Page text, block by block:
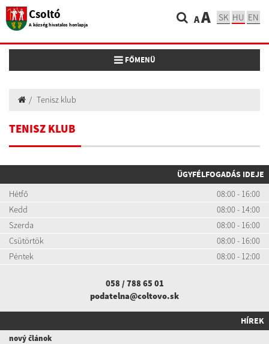
Csoltó
A község hivatalos honlapja AA SK HU EN
Toggle navigation
FŐMENÜ
Tenisz klub
TENISZ KLUB
ÜGYFÉLFOGADÁS IDEJE
Hétfő
08:00 - 16:00
Kedd
08:00 - 14:00
Szerda
08:00 - 16:00
Csütörtök
08:00 - 16:00
Péntek
08:00 - 12:00
058 / 788 65 01
podatelna@coltovo.sk
HÍREK
nový článok